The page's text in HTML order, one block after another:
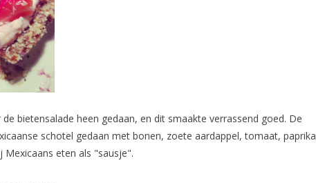
bietensalade heen gedaan, en dit smaakte verrassend goed. De
schotel gedaan met bonen, zoete aardappel, tomaat, paprika
eten als "sausje".